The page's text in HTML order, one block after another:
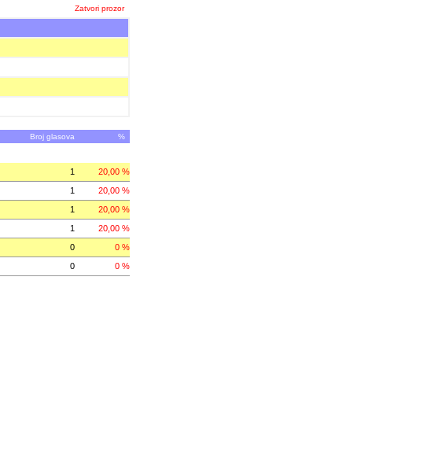
Zatvori prozor
Broj glasova %
1
20,00 %
1
20,00 %
1
20,00 %
1
20,00 %
0
0 %
0 0 %